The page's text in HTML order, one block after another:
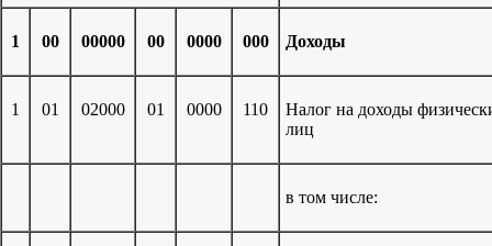
1 00 00000 00 0000 000 Доходы
1 01 02000 01 0000 110
Налог на доходы
лиц
в том числе: